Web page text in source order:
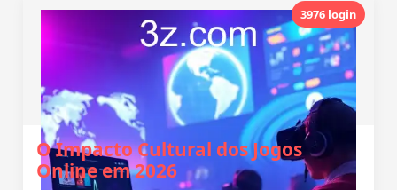
3976 login
O Impacto Cultural dos Jogos
Online em 2026